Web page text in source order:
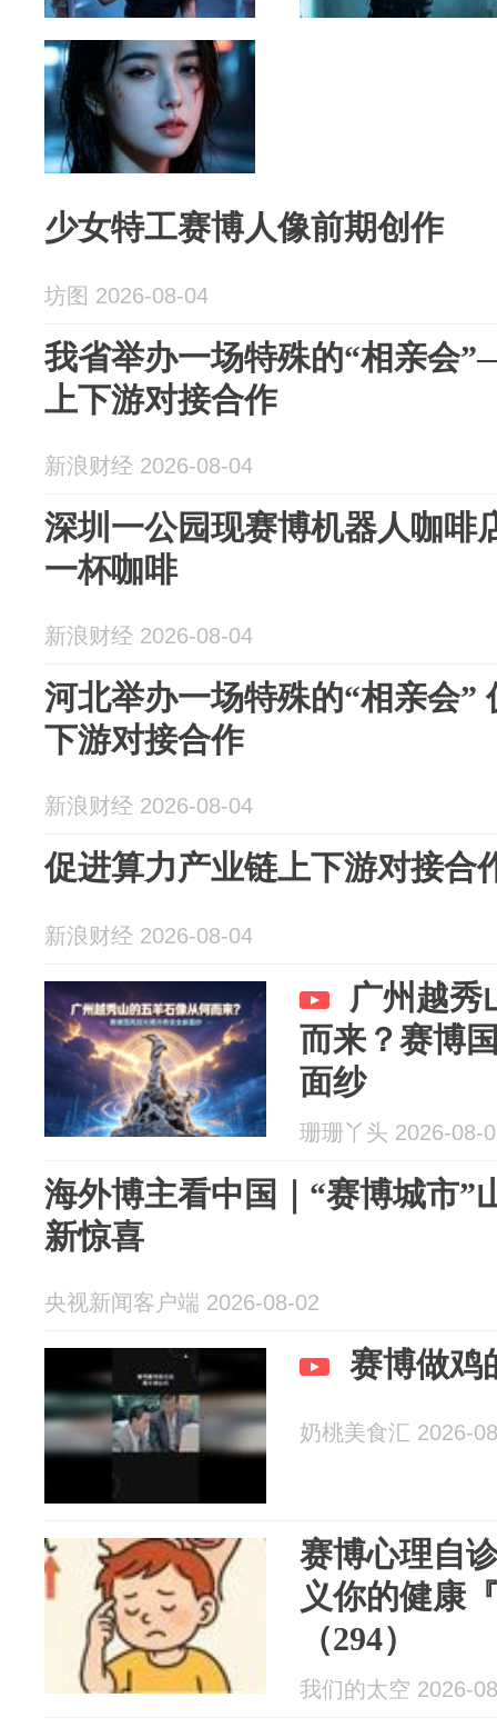
少女特工赛博人像前期创作
坊图 2026-08-04
我省举办一场特殊的“相亲会
上下游对接合作
新浪财经 2026-08-04
深圳一公园现赛博机器人咖啡
一杯咖啡
新浪财经 2026-08-04
河北举办一场特殊的“相亲会”
下游对接合作
新浪财经 2026-08-04
促进算力产业链上下游对接合
新浪财经 2026-08-04
广州越秀
而来？赛博
面纱
珊珊丫头 2026-08-
海外博主看中国｜“赛博城市
新惊喜
央视新闻客户端 2026-08-02
赛博做鸡
奶桃美食汇 2026-
赛博心理自
义你的健康
（294）
我们的太空 2026-